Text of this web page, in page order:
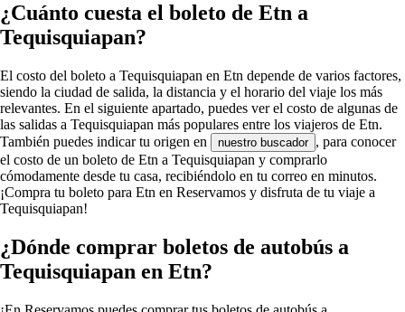
¿Cuánto cuesta el boleto de Etn a
Tequisquiapan?
El costo del boleto a Tequisquiapan en Etn depende de varios factores,
siendo la ciudad de salida, la distancia y el horario del viaje los más
relevantes. En el siguiente apartado, puedes ver el costo de algunas de
las salidas a Tequisquiapan más populares entre los viajeros de Etn.
También puedes indicar tu origen en
nuestro buscador , para conocer
el costo de un boleto de Etn a Tequisquiapan y comprarlo
cómodamente desde tu casa, recibiéndolo en tu correo en minutos.
¡Compra tu boleto para Etn en Reservamos y disfruta de tu viaje a
Tequisquiapan!
¿Dónde comprar boletos de autobús a
Tequisquiapan en Etn?